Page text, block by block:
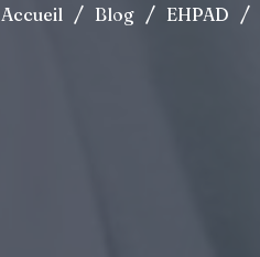
Accueil / Blog / EHPAD /